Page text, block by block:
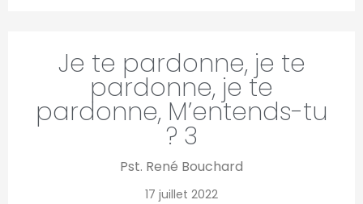
Je te pardonne, je te
pardonne, je te
pardonne, M’entends-tu
? 3
Pst. René Bouchard
17 juillet 2022